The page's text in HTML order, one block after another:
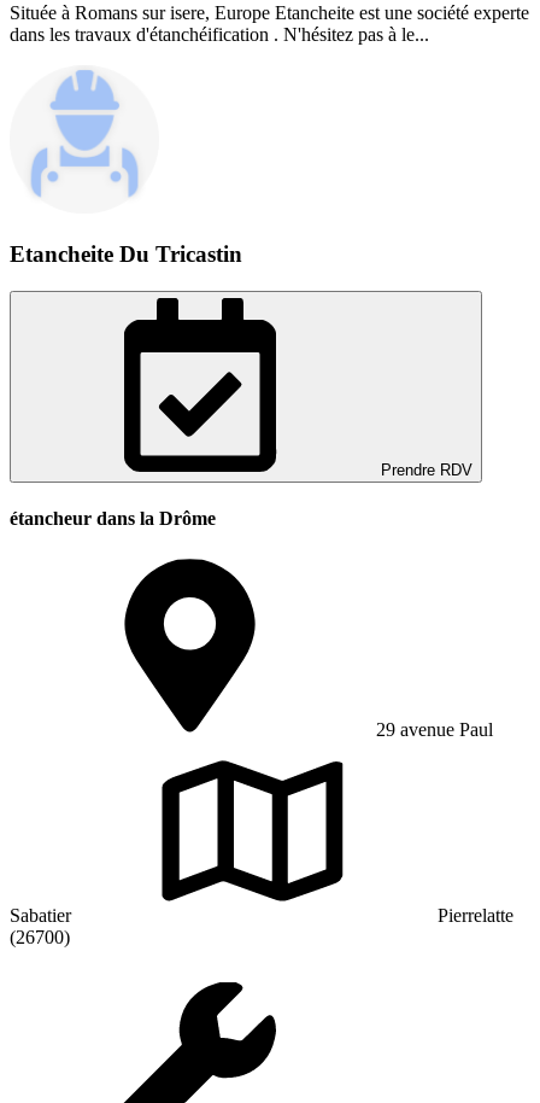
Située à Romans sur isere, Europe Etancheite est une société experte
dans les travaux d'étanchéification . N'hésitez pas à le...
Etancheite Du Tricastin
Prendre RDV
étancheur dans la Drôme
29 avenue Paul
Sabatier
Pierrelatte
(26700)